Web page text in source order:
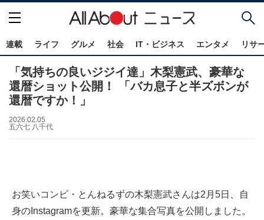
連載 ライフ グルメ 社会 IT・ビジネス エンタメ リサ
「気持ちの良いジジイ達」木梨憲武、豪華な
還暦ショット公開！ 「バカ息子と半ズボンが
還暦ですか！」
2026.02.05
五六七 八千代
お笑いコンビ・とんねるずの木梨憲武さんは2月5日、自
身のInstagramを更新。豪華な集合写真を公開しました。